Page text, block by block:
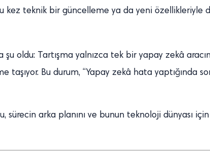
kez teknik bir güncelleme ya da yeni özellikleriyle
oldu: Tartışma yalnızca tek bir yapay zekâ
taşıyor. Bu durum, “Yapay zekâ hata yaptığında
sürecin arka planını ve bunun teknoloji dünyası